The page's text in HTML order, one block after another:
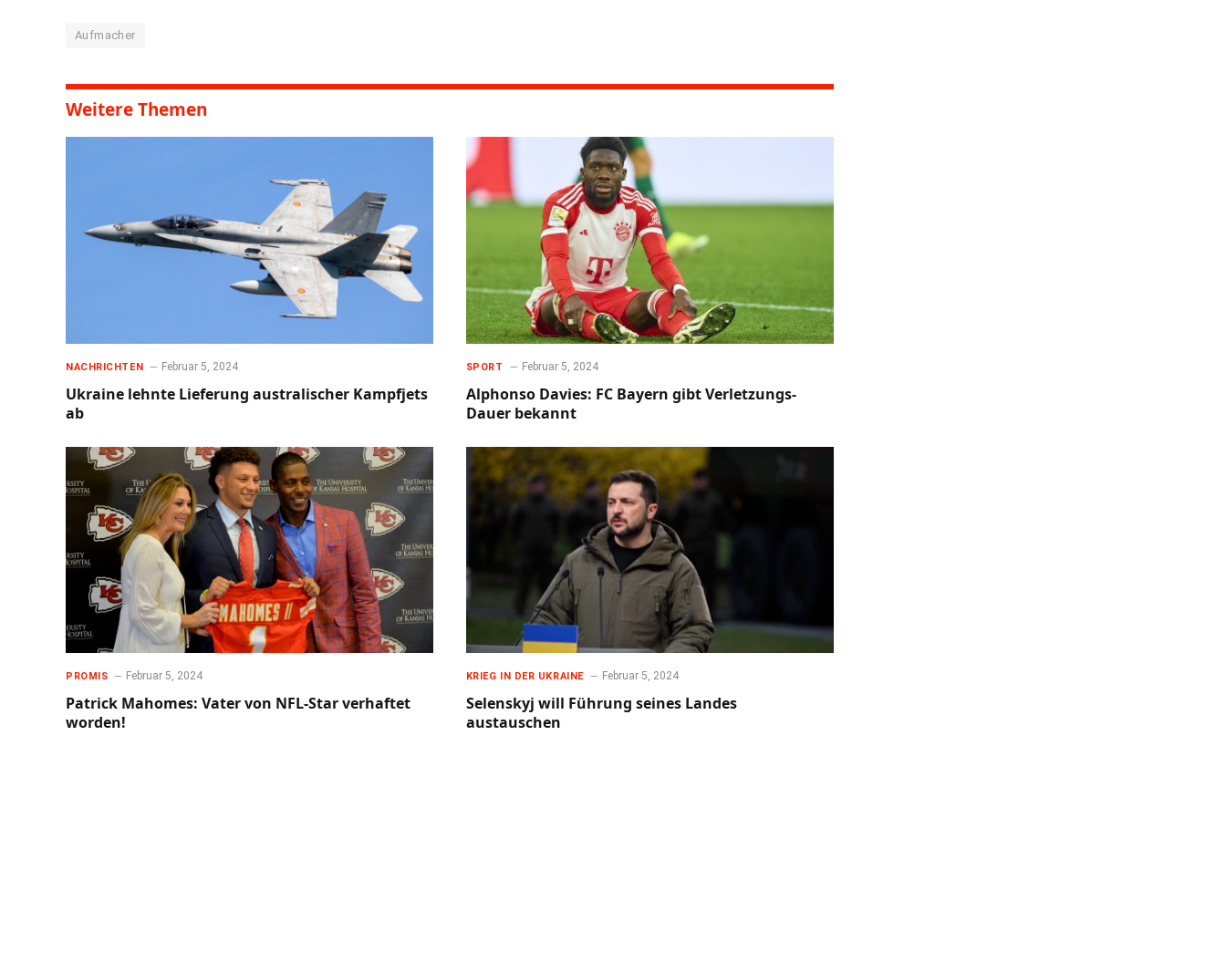
Aufmacher
Weitere Themen
NACHRICHTEN Februar 5, 2024
Ukraine lehnte Lieferung australischer Kampfjets
ab
SPORT Februar 5, 2024
Alphonso Davies: FC Bayern gibt Verletzungs-
Dauer bekannt
PROMIS Februar 5, 2024
Patrick Mahomes: Vater von NFL-Star verhaftet
worden!
KRIEG IN DER UKRAINE Februar 5, 2024
Selenskyj will Führung seines Landes
austauschen